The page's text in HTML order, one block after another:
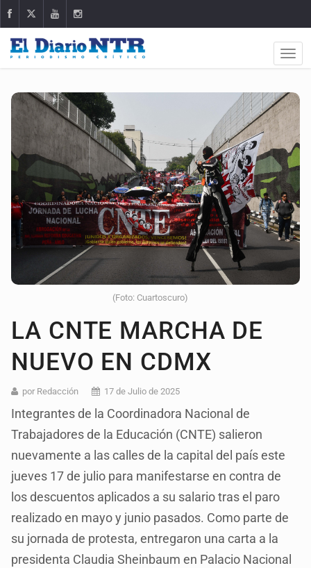
(Foto: Cuartoscuro)
LA CNTE MARCHA DE
NUEVO EN CDMX
por Redacción 17 de Julio de 2025
Integrantes de la Coordinadora Nacional de
Trabajadores de la Educación (CNTE) salieron
nuevamente a las calles de la capital del país este
jueves 17 de julio para manifestarse en contra de
los descuentos aplicados a su salario tras el paro
realizado en mayo y junio pasados. Como parte de
su jornada de protesta, entregaron una carta a la
presidenta Claudia Sheinbaum en Palacio Nacional